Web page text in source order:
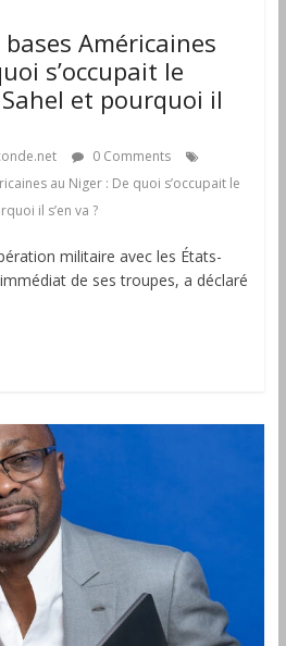
Américaines
s’occupait le
et pourquoi il
0 Comments
au Niger : De quoi s’occupait le
il s’en va ?
militaire avec les États-
de ses troupes, a déclaré